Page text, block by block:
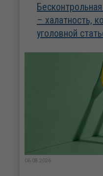
– халатность,
уголовной
06.08.2026